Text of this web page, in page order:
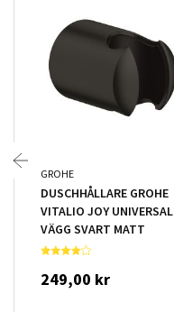
GROHE
DUSCHHÅLLARE GROHE
VITALIO JOY UNIVERSAL
VÄGG SVART MATT
249,00 kr